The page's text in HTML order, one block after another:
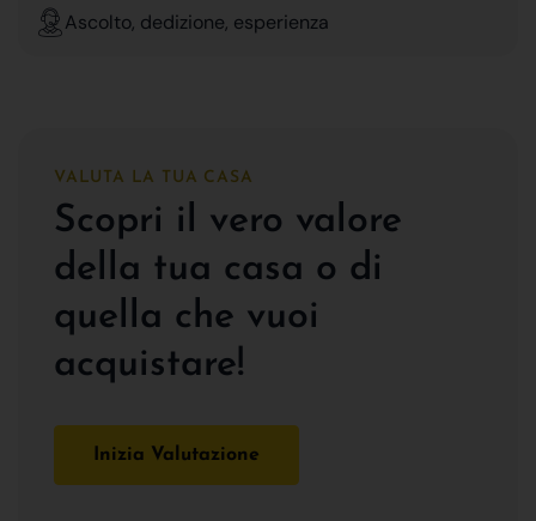
Ascolto, dedizione, esperienza
VALUTA LA TUA CASA
Scopri il vero valore
della tua casa o di
quella che vuoi
acquistare!
Inizia Valutazione